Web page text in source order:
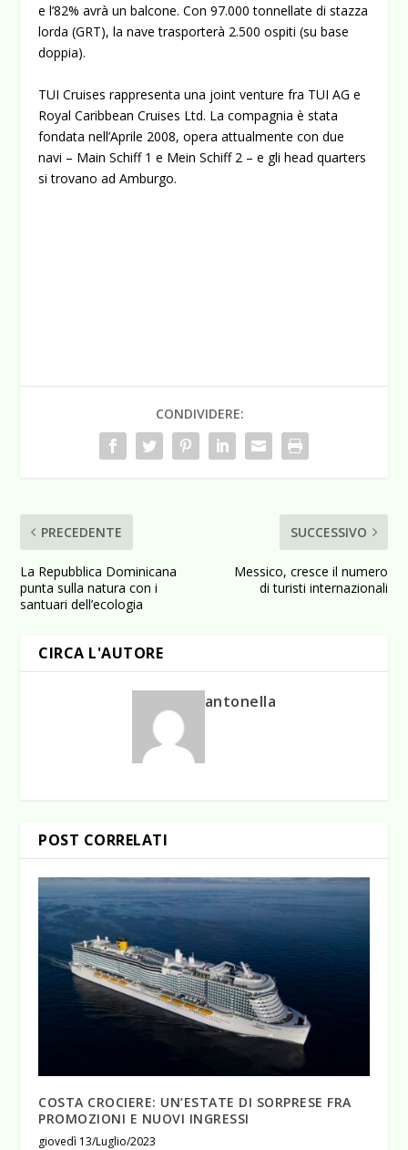
e l’82% avrà un balcone. Con 97.000 tonnellate di stazza
lorda (GRT), la nave trasporterà 2.500 ospiti (su base
doppia).
TUI Cruises rappresenta una joint venture fra TUI AG e
Royal Caribbean Cruises Ltd. La compagnia è stata
fondata nell’Aprile 2008, opera attualmente con due
navi – Main Schiff 1 e Mein Schiff 2 – e gli head quarters
si trovano ad Amburgo.
CONDIVIDERE:
PRECEDENTE
La Repubblica Dominicana
punta sulla natura con i
santuari dell’ecologia
SUCCESSIVO
Messico, cresce il numero
di turisti internazionali
CIRCA L'AUTORE
antonella
POST CORRELATI
COSTA CROCIERE: UN’ESTATE DI SORPRESE FRA
PROMOZIONI E NUOVI INGRESSI
giovedì 13/Luglio/2023